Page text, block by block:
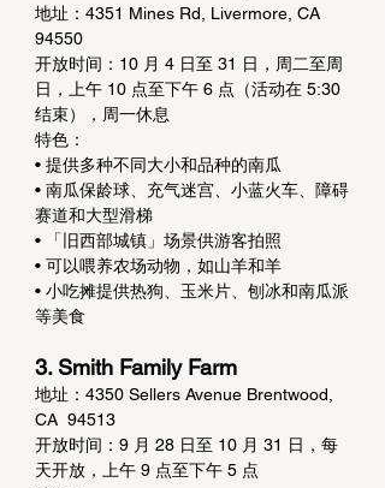
地址：4351 Mines Rd, Livermore, CA
94550
开放时间：10 月 4 日至 31 日，周二至周
日，上午 10 点至下午 6 点（活动在 5:30
结束），周一休息
特色：
• 提供多种不同大小和品种的南瓜
• 南瓜保龄球、充气迷宫、小蓝火车、障碍
赛道和大型滑梯
• 「旧西部城镇」场景供游客拍照
• 可以喂养农场动物，如山羊和羊
• 小吃摊提供热狗、玉米片、刨冰和南瓜派
等美食
3. Smith Family Farm
地址：4350 Sellers Avenue Brentwood,
CA  94513
开放时间：9 月 28 日至 10 月 31 日，每
天开放，上午 9 点至下午 5 点